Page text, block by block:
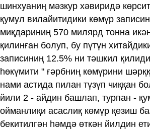
шинхуаниң мәзкур хәвиридә
қумул вилайитидики көмүр
миқдариниң 570 милярд тонна
қилинған болуп, бу пүтүн
записиниң 12.5% ни тәшкил
һөкүмити " ғәрбниң көмүрини
нами астида пилан түзүп чиққан
йили 2 - айдин башлап, турпан -
ойманлиқи асаслиқ көмүр қезиш
бекитилгән һәмдә өткән йилдин